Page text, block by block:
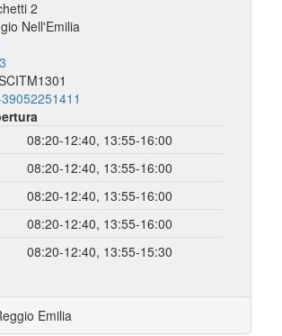
2
Nell'Emilia
08:20-12:40, 13:55-16:00
08:20-12:40, 13:55-16:00
08:20-12:40, 13:55-16:00
08:20-12:40, 13:55-16:00
08:20-12:40, 13:55-15:30
Emilia